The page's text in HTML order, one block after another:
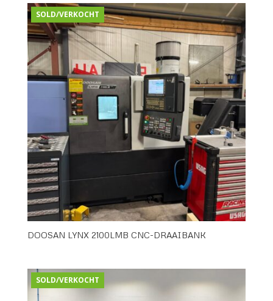
SOLD/VERKOCHT
DOOSAN LYNX 2100LMB CNC-DRAAIBANK
SOLD/VERKOCHT